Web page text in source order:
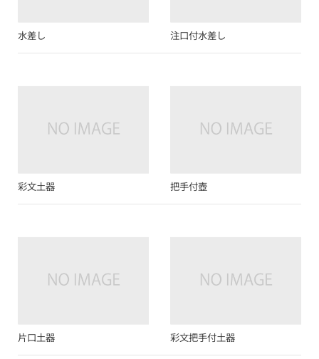
水差し 注口付水差し
彩文土器 把手付壺
片口土器 彩文把手付土器